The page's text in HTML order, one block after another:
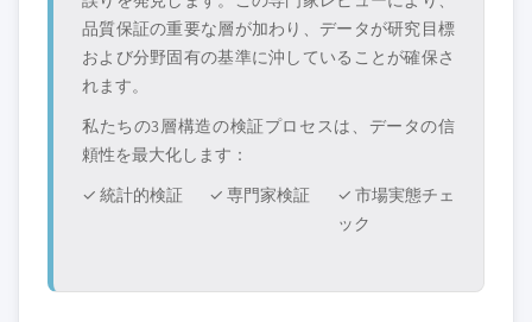
品質保証の重要な層が加わり、データが研究目標
および分野固有の基準に沖していることが確保さ
れます。
私たちの3層構造の検証プロセスは、データの信
頼性を最大化します：
✓ 統計的検証
✓ 専門家検証
✓ 市場実態チェ
ック